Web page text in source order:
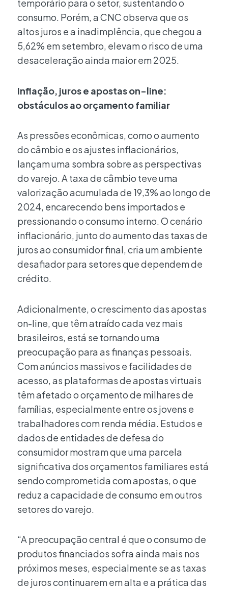
temporário para o setor, sustentando o
consumo. Porém, a CNC observa que os
altos juros e a inadimplência, que chegou a
5,62% em setembro, elevam o risco de uma
desaceleração ainda maior em 2025.
Inflação, juros e apostas on-line:
obstáculos ao orçamento familiar
As pressões econômicas, como o aumento
do câmbio e os ajustes inflacionários,
lançam uma sombra sobre as perspectivas
do varejo. A taxa de câmbio teve uma
valorização acumulada de 19,3% ao longo de
2024, encarecendo bens importados e
pressionando o consumo interno. O cenário
inflacionário, junto do aumento das taxas de
juros ao consumidor final, cria um ambiente
desafiador para setores que dependem de
crédito.
Adicionalmente, o crescimento das apostas
on-line, que têm atraído cada vez mais
brasileiros, está se tornando uma
preocupação para as finanças pessoais.
Com anúncios massivos e facilidades de
acesso, as plataformas de apostas virtuais
têm afetado o orçamento de milhares de
famílias, especialmente entre os jovens e
trabalhadores com renda média. Estudos e
dados de entidades de defesa do
consumidor mostram que uma parcela
significativa dos orçamentos familiares está
sendo comprometida com apostas, o que
reduz a capacidade de consumo em outros
setores do varejo.
“A preocupação central é que o consumo de
produtos financiados sofra ainda mais nos
próximos meses, especialmente se as taxas
de juros continuarem em alta e a prática das